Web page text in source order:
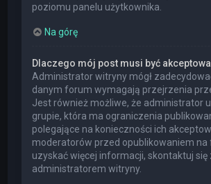
poziomu panelu użytkownika.
Na górę
Dlaczego mój post musi być
Administrator witryny mógł
danym forum wymagają przejrzenia
Jest również możliwe, że administrator
grupie, która ma ograniczenia
polegające na konieczności ich
moderatorów przed opublikowaniem na
uzyskać więcej informacji, skontaktuj się
administratorem witryny.